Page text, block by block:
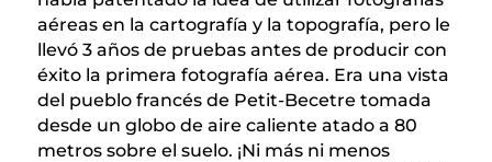
aéreas en la cartografía y la topografía, pero le
llevó 3 años de pruebas antes de producir con
éxito la primera fotografía aérea. Era una vista
del pueblo francés de Petit-Becetre tomada
desde un globo de aire caliente atado a 80
metros sobre el suelo. ¡Ni más ni menos